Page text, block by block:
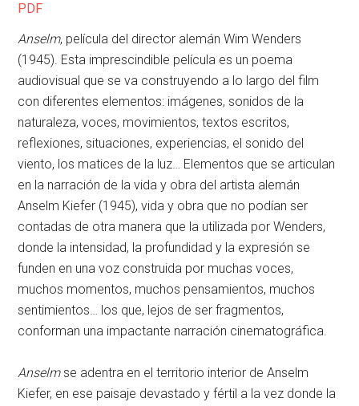
PDF
Anselm, película del director alemán Wim Wenders
(1945). Esta imprescindible película es un poema
audiovisual que se va construyendo a lo largo del film
con diferentes elementos: imágenes, sonidos de la
naturaleza, voces, movimientos, textos escritos,
reflexiones, situaciones, experiencias, el sonido del
viento, los matices de la luz… Elementos que se articulan
en la narración de la vida y obra del artista alemán
Anselm Kiefer (1945), vida y obra que no podían ser
contadas de otra manera que la utilizada por Wenders,
donde la intensidad, la profundidad y la expresión se
funden en una voz construida por muchas voces,
muchos momentos, muchos pensamientos, muchos
sentimientos… los que, lejos de ser fragmentos,
conforman una impactante narración cinematográfica.
Anselmse adentra en el territorio interior de Anselm
Kiefer, en ese paisaje devastado y fértil a la vez donde la